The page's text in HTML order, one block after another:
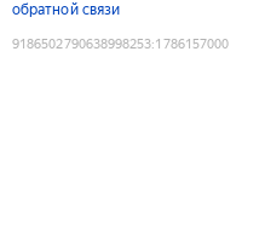
обратной связи
9186502790638998253:1786157000